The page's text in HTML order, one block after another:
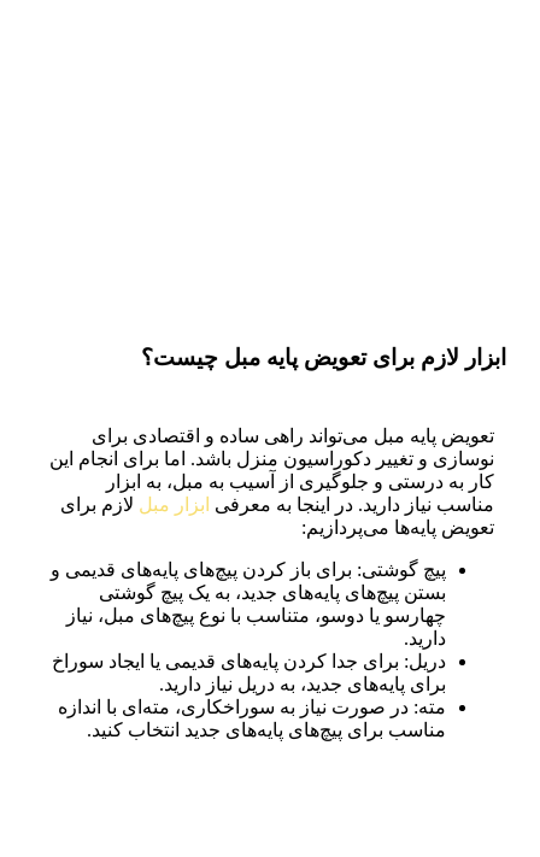
ابزار لازم برای تعویض پایه مبل چیست؟
تعویض پایه مبل می‌تواند راهی ساده و اقتصادی برای
نوسازی و تغییر دکوراسیون منزل باشد. اما برای انجام این
کار به درستی و جلوگیری از آسیب به مبل، به ابزار
مناسب نیاز دارید. در اینجا به معرفی ابزار مبل لازم برای
تعویض پایه‌ها می‌پردازیم:
پیچ گوشتی: برای باز کردن پیچ‌های پایه‌های قدیمی و
بستن پیچ‌های پایه‌های جدید، به یک پیچ گوشتی
چهارسو یا دوسو، متناسب با نوع پیچ‌های مبل، نیاز
دارید.
دریل: برای جدا کردن پایه‌های قدیمی یا ایجاد سوراخ
برای پایه‌های جدید، به دریل نیاز دارید.
مته: در صورت نیاز به سوراخکاری، مته‌ای با اندازه
مناسب برای پیچ‌های پایه‌های جدید انتخاب کنید.